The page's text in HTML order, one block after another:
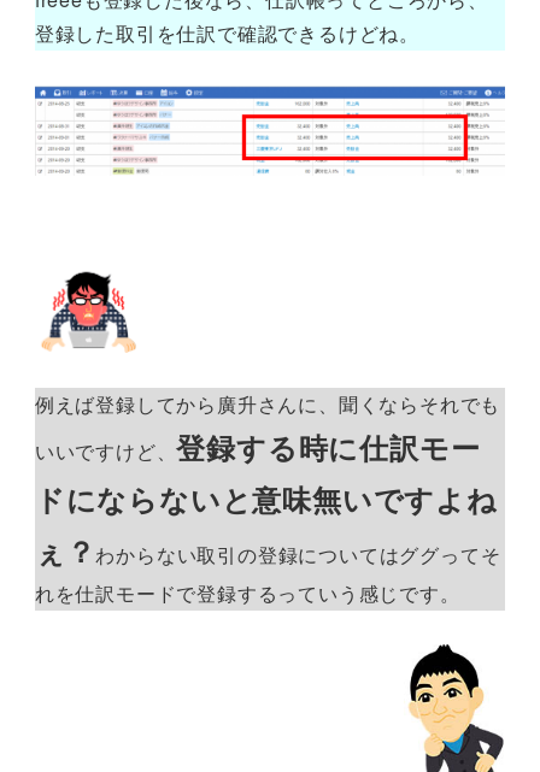
登録した取引を仕訳で確認できるけどね。
例えば登録してから廣升さんに、聞くならそれでも
いいですけど、登録する時に仕訳モー
ドにならないと意味無いですよね
ぇ？ わからない取引の登録についてはググってそ
れを仕訳モードで登録するっていう感じです。